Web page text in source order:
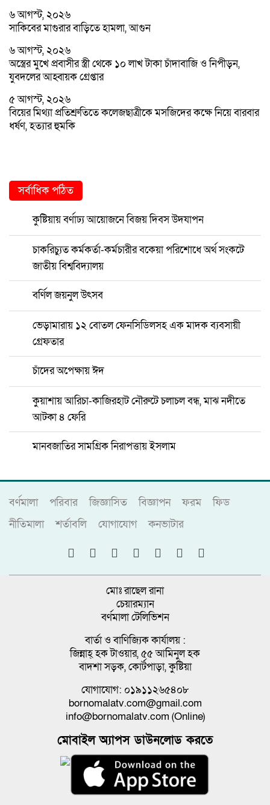
৬ আগস্ট, ২০২৬
সাকিবের মাগুরার বাড়িতে হামলা, আগুন
৬ আগস্ট, ২০২৬
অস্ত্রের মুখে প্রবাসীর স্ত্রী থেকে ১০ লাখ টাকা চাঁদাবাজি ও নিপীড়ন,
যুবদলের আহ্বায়ক গ্রেপ্তার
৫ আগস্ট, ২০২৬
বিয়ের মিথ্যা প্রতিশ্রুতিতে কলেজছাত্রীকে মসজিদের কক্ষে নিয়ে বারবার
ধর্ষণ, হত্যার হুমকি
সর্বাধিক পঠিত
কুষ্টিয়ায় বর্ণাঢ্য আয়োজনে বিজয় দিবস উদযাপন
চাকরিচ্যুত কর্মকর্তা-কর্মচারীর বকেয়া পরিশোধে অর্থ সংকটে
জাতীয় বিশ্ববিদ্যালয়
বর্ণিল জয়নুল উৎসব
ভেড়ামারায় ১২ বোতল ফেনসিডিলসহ এক মাদক ব্যবসায়ী
গ্রেফতার
চাঁদের অপেক্ষায় ঈদ
কুয়াশায় আরিচা-কাজিরহাট নৌরুটে চলাচল বন্ধ, মাঝ নদীতে
আটকা ৪ ফেরি
মানবজাতির সামগ্রিক নিরাপত্তায় ইসলাম
বর্ণমালা পরিবার জিজ্ঞাসিত বিজ্ঞাপন ফরম
ফিড
নীতিমালা
শর্তাবলি যোগাযোগ কনভাটার
মোঃ রাছেল রানা
চেয়ারম্যান
বর্ণমালা টেলিভিশন
বার্তা ও বাণিজ্যিক কার্যালয় :
জিন্নাহ্ হক টাওয়ার, ৫৫ আমিনুল হক
বাদশা সড়ক, কোর্টপাড়া, কুষ্টিয়া
যোগাযোগ: ০১৯১১২৬৫৪০৮
bornomalatv.com@gmail.com
info@bornomalatv.com (Online)
মোবাইল অ্যাপস ডাউনলোড করতে